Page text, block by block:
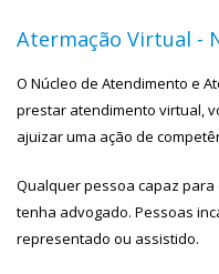
Atermação Virtual -
O Núcleo de Atendimento e
prestar atendimento virtual,
ajuizar uma ação de
Qualquer pessoa capaz
tenha advogado. Pessoas
representado ou assistido.